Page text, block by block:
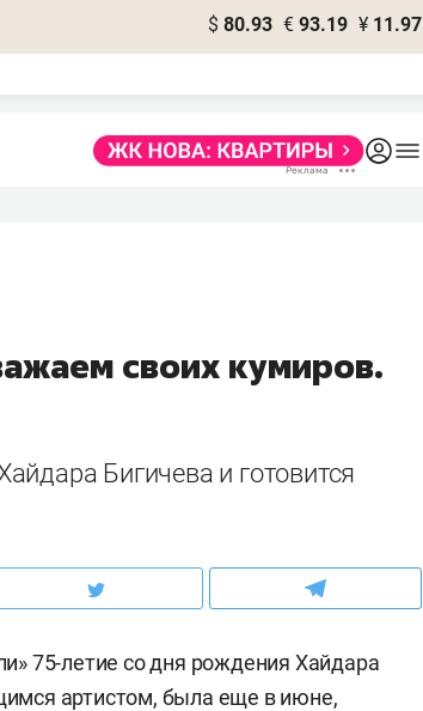
$ 80.93 € 93.19 ¥ 11.97
своих кумиров.
Бигичева и готовится
75-летие со дня рождения Хайдара
артистом, была еще в июне,